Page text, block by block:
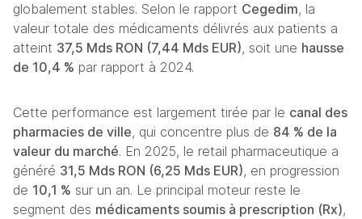
globalement stables. Selon le rapport Cegedim, la
valeur totale des médicaments délivrés aux patients a
atteint 37,5 Mds RON (7,44 Mds EUR), soit une hausse
de 10,4 % par rapport à 2024.
Cette performance est largement tirée par le canal des
pharmacies de ville, qui concentre plus de 84 % de la
valeur du marché. En 2025, le retail pharmaceutique a
généré 31,5 Mds RON (6,25 Mds EUR), en progression
de 10,1 % sur un an. Le principal moteur reste le
segment des médicaments soumis à prescription (Rx),